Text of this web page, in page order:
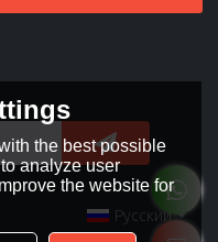
Русский
the best possible
analyze user
the website for